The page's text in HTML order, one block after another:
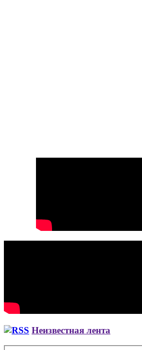
Неизвестная лента